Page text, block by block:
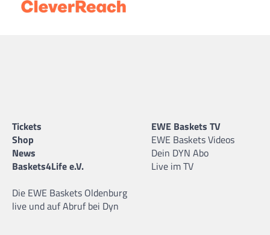
Tickets
Shop
News
Baskets4Life e.V.
Die EWE Baskets Oldenburg
live und auf Abruf bei Dyn
EWE Baskets TV
EWE Baskets Videos
Dein DYN Abo
Live im TV